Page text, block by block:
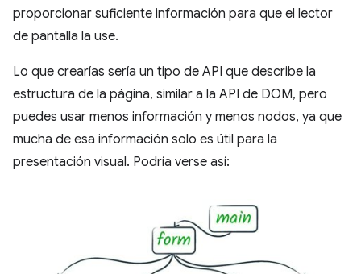
proporcionar suficiente información para que el lector
de pantalla la use.
Lo que crearías sería un tipo de API que describe la
estructura de la página, similar a la API de DOM, pero
puedes usar menos información y menos nodos, ya que
mucha de esa información solo es útil para la
presentación visual. Podría verse así: